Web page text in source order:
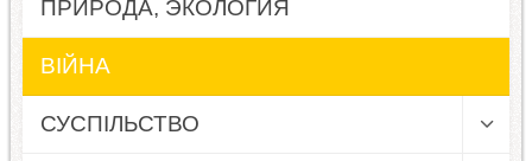
ПРИРОДА, ЭКОЛОГИЯ
ВІЙНА
СУСПІЛЬСТВО